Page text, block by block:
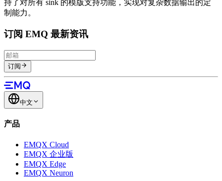
持了对所有 sink 的模版支持功能，实现对复杂数据输出的定
制能力。
订阅 EMQ 最新资讯
订阅
中文
产品
EMQX Cloud
EMQX 企业版
EMQX Edge
EMQX Neuron